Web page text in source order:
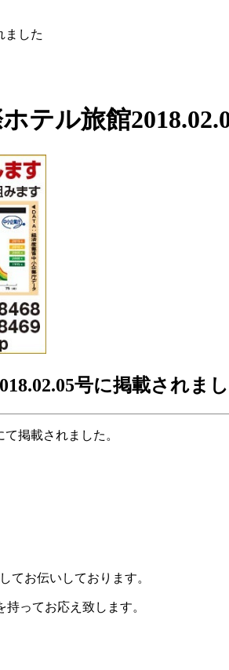
ました
テル旅館
号に掲載されま
掲載されました。
てお伝いしております。
ってお応え致します。